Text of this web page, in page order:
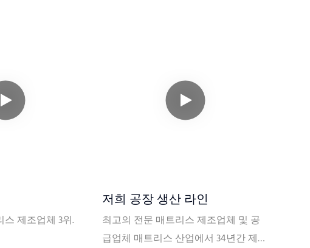
제조업체 3위.
저희 공장 생산 라인
최고의 전문 매트리스 제조업체 및 공
급업체 매트리스 산업에서 34년간 제조